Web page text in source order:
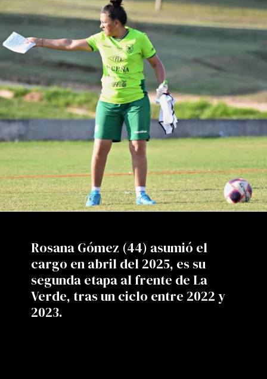
Rosana Gómez (44) asumió el
cargo en abril del 2025, es su
segunda etapa al frente de La
Verde, tras un ciclo entre 2022 y
2023.